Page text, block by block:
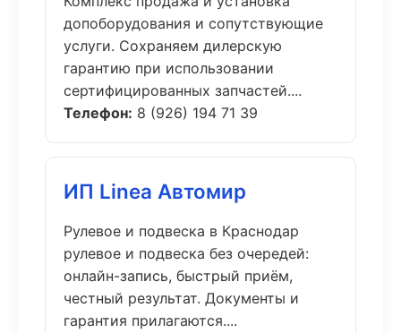
допоборудования и сопутствующие
услуги. Сохраняем дилерскую
гарантию при использовании
сертифицированных запчастей....
Телефон: 8 (926) 194 71 39
ИП Linea Автомир
Рулевое и подвеска в Краснодар
рулевое и подвеска без очередей:
онлайн-запись, быстрый приём,
честный результат. Документы и
гарантия прилагаются....